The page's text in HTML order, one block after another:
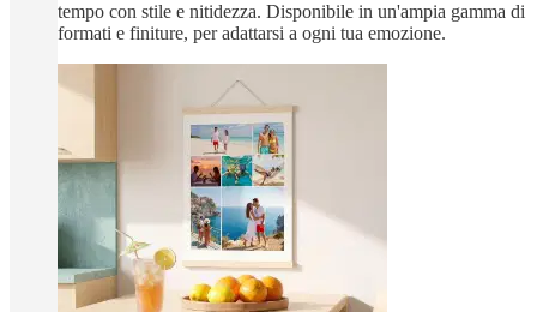
tempo con stile e nitidezza. Disponibile in un'ampia gamma di
formati e finiture, per adattarsi a ogni tua emozione.